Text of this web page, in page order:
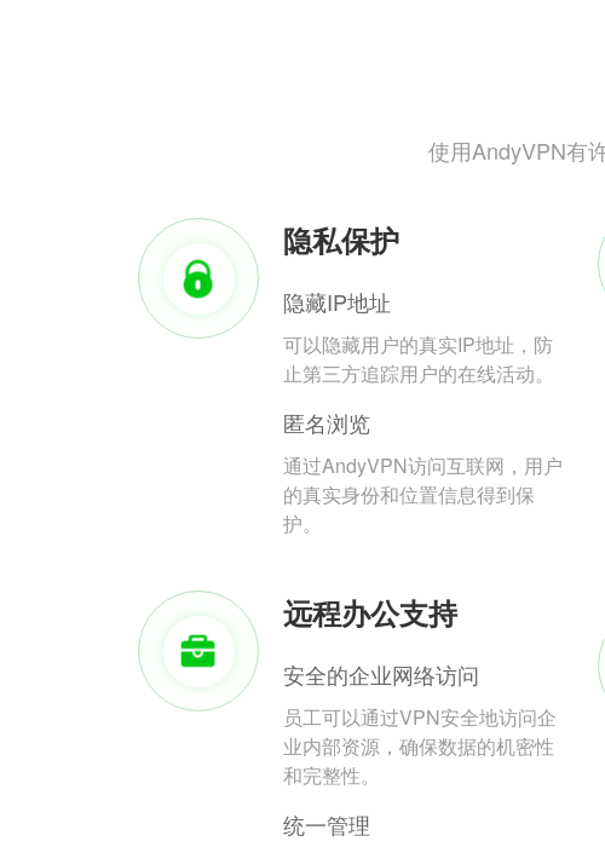
使用AndyVPN有
隐私保护
隐藏IP地址
可以隐藏用户的真实IP地址，防
止第三方追踪用户的在线活动。
匿名浏览
通过AndyVPN访问互联网，用户
的真实身份和位置信息得到保
护。
远程办公支持
安全的企业网络访问
员工可以通过VPN安全地访问企
业内部资源，确保数据的机密性
和完整性。
统一管理